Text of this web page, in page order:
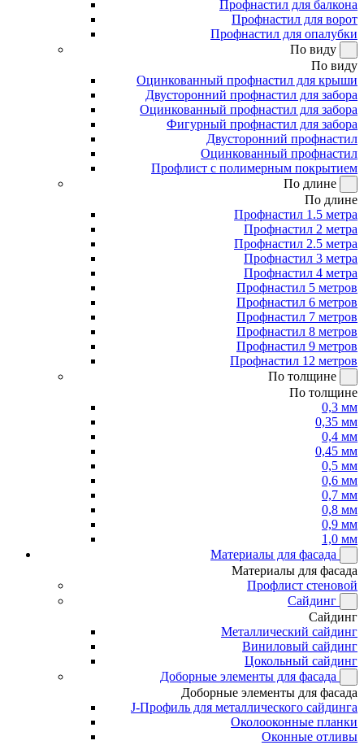
Профнастил для балкона
Профнастил для ворот
Профнастил для опалубки
По виду
По виду
Оцинкованный профнастил для крыши
Двусторонний профнастил для забора
Оцинкованный профнастил для забора
Фигурный профнастил для забора
Двусторонний профнастил
Оцинкованный профнастил
Профлист с полимерным покрытием
По длине
По длине
Профнастил 1.5 метра
Профнастил 2 метра
Профнастил 2.5 метра
Профнастил 3 метра
Профнастил 4 метра
Профнастил 5 метров
Профнастил 6 метров
Профнастил 7 метров
Профнастил 8 метров
Профнастил 9 метров
Профнастил 12 метров
По толщине
По толщине
0,3 мм
0,35 мм
0,4 мм
0,45 мм
0,5 мм
0,6 мм
0,7 мм
0,8 мм
0,9 мм
1,0 мм
Материалы для фасада
Материалы для фасада
Профлист стеновой
Сайдинг
Сайдинг
Металлический сайдинг
Виниловый сайдинг
Цокольный сайдинг
Доборные элементы для фасада
Доборные элементы для фасада
J-Профиль для металлического сайдинга
Околооконные планки
Оконные отливы